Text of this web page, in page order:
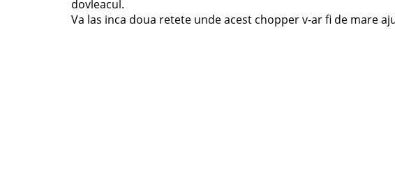
dovleacul.
Va las inca doua retete unde acest chopper v-ar fi de mare